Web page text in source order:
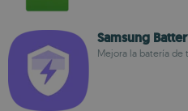
Samsung
Mejora la batería de